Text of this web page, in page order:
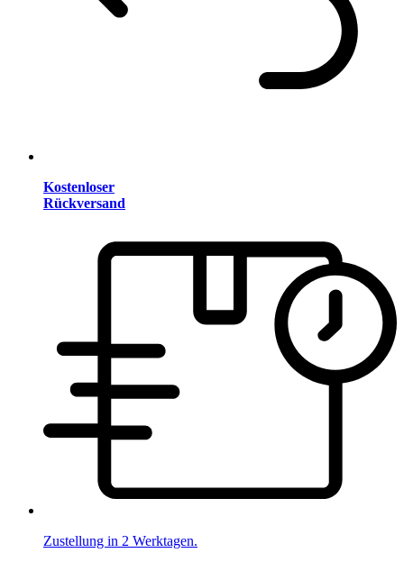
Kostenloser
Rückversand
Zustellung in 2 Werktagen.